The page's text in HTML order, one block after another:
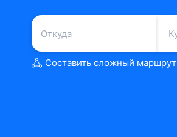
Составить сложный маршрут